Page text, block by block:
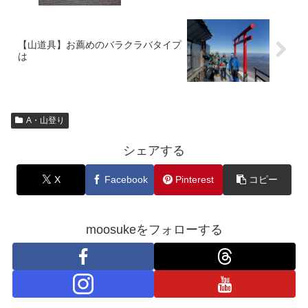
【山道具】お薦めのバラクラバタイプ
は
A・山登り
シェアする
X Facebook Pinterest コピー
moosukeをフォローする